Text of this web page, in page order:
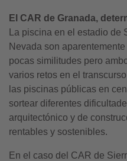
El CAR de Granada,
La piscina en el estadio
Nevada son
pocas similitudes pero
varios retos en el
las piscinas públicas en
sortear diferentes
arquitectónico y de
rentables y sostenibles.
En el caso del CAR de